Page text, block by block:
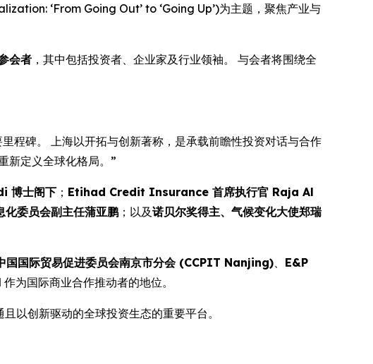
‘From Going Out’ to ‘Going Up’)为主题，聚焦产业与
会者 ，其中包括投资者、企业家及行业领袖。 与会者将围绕全
程碑。 上海以开拓与创新著称，是承载前瞻性投资对话与合作
新定义全球化格局。”
博士阁下 ； Etihad Credit Insurance 首席执行官 Raja Al
化委员会副主任蒲亚鹏；以及诺贝尔奖得主、气候变化大使郑瑞
国国际贸易促进委员会南京市分会 (CCPIT Nanjing)、 E&P
为国际商业合作推动者的地位。
以创新驱动的全球投资生态的重要平台。